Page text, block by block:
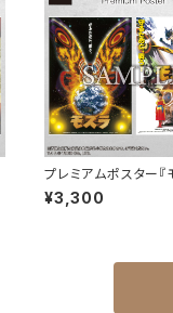
プレミアムポスター『
996) set
¥3,300